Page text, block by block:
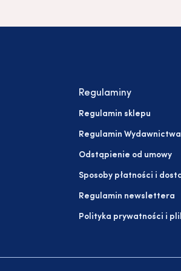
Regulaminy
Regulamin sklepu
Regulamin Wydawnictwa
Odstąpienie od umowy
Sposoby płatności i
Regulamin newslettera
Polityka prywatności i